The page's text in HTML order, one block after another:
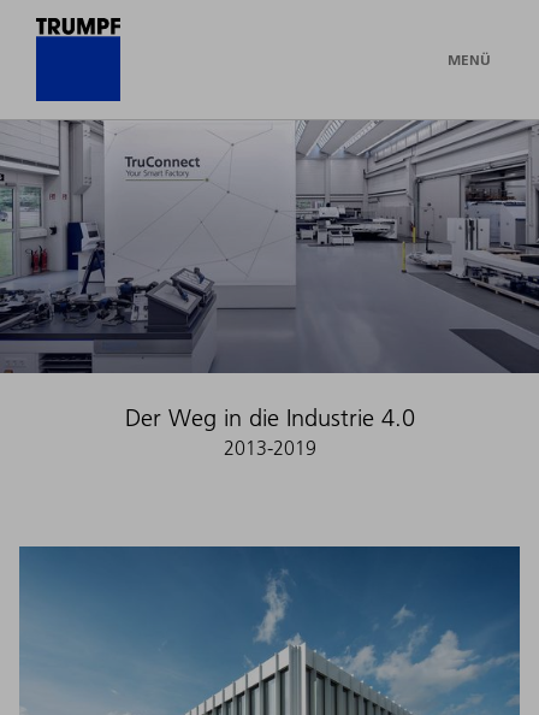
MENÜ
Der Weg in die Industrie 4.0
2013-2019